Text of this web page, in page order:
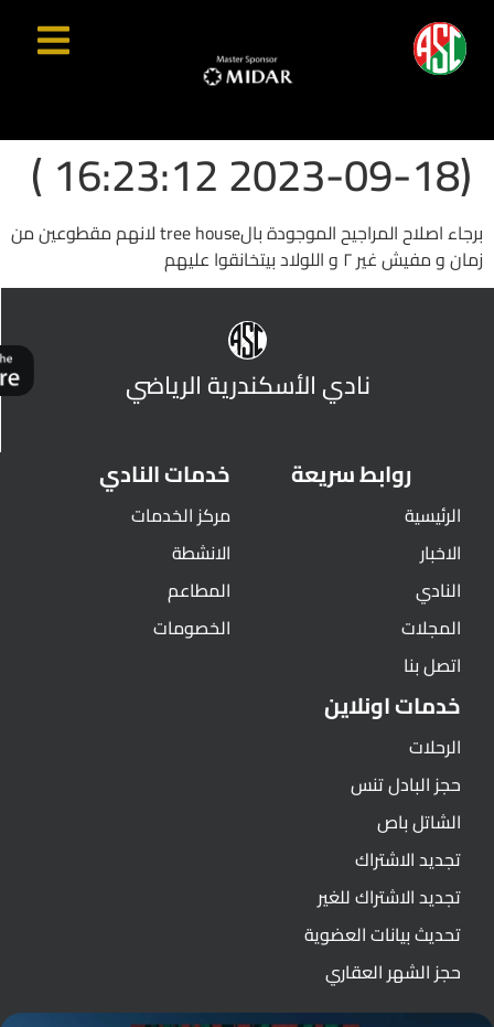
(2023-09-18 16:23:12 )
برجاء اصلاح المراجيح الموجودة بالtree house لانهم مقطوعين من
زمان و مفيش غير ٢ و اللولاد بيتخانقوا عليهم
نادي الأسكندرية الرياضي
روابط سريعة
الرئيسية
الاخبار
النادي
المجلات
اتصل بنا
خدمات النادي
مركز الخدمات
الانشطة
المطاعم
الخصومات
خدمات اونلاين
الرحلات
حجز البادل تنس
الشاتل باص
تجديد الاشتراك
تجديد الاشتراك للغير
تحديث بيانات العضوية
حجز الشهر العقاري